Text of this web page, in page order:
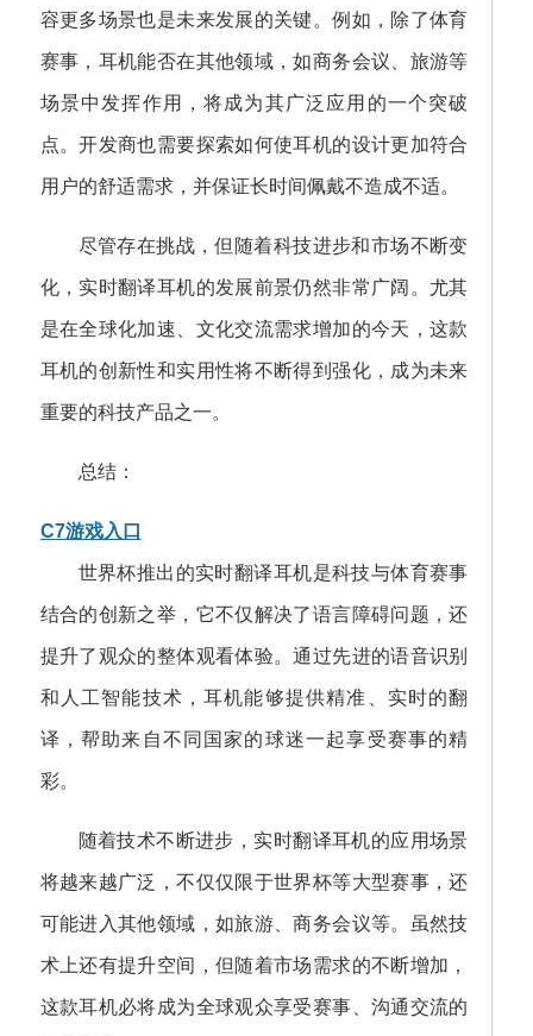
容更多场景也是未来发展的关键。例如，除了体育
赛事，耳机能否在其他领域，如商务会议、旅游等
场景中发挥作用，将成为其广泛应用的一个突破
点。开发商也需要探索如何使耳机的设计更加符合
用户的舒适需求，并保证长时间佩戴不造成不适。
尽管存在挑战，但随着科技进步和市场不断变
化，实时翻译耳机的发展前景仍然非常广阔。尤其
是在全球化加速、文化交流需求增加的今天，这款
耳机的创新性和实用性将不断得到强化，成为未来
重要的科技产品之一。
总结：
C7游戏入口
世界杯推出的实时翻译耳机是科技与体育赛事
结合的创新之举，它不仅解决了语言障碍问题，还
提升了观众的整体观看体验。通过先进的语音识别
和人工智能技术，耳机能够提供精准、实时的翻
译，帮助来自不同国家的球迷一起享受赛事的精
彩。
随着技术不断进步，实时翻译耳机的应用场景
将越来越广泛，不仅仅限于世界杯等大型赛事，还
可能进入其他领域，如旅游、商务会议等。虽然技
术上还有提升空间，但随着市场需求的不断增加，
这款耳机必将成为全球观众享受赛事、沟通交流的